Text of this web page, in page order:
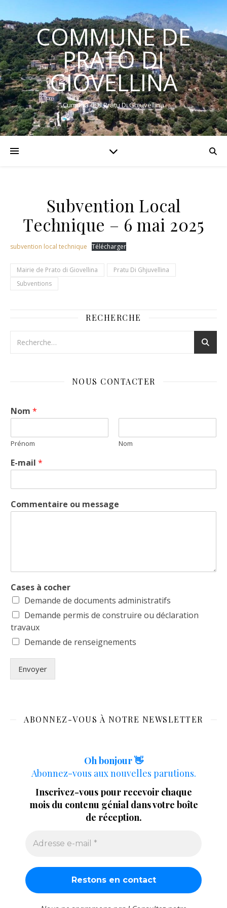
COMMUNE DE
PRATO DI
GIOVELLINA
Cumuna di U Pratu Di Ghjuvellina
Subvention Local
Technique – 6 mai 2025
subvention local technique Télécharger
Mairie de Prato di Giovellina
Pratu Di Ghjuvellina
Subventions
RECHERCHE
NOUS CONTACTER
Nom *
Prénom Nom
E-mail *
Commentaire ou message
Cases à cocher
Demande de documents administratifs
Demande permis de construire ou déclaration
travaux
Demande de renseignements
Envoyer
ABONNEZ-VOUS À NOTRE NEWSLETTER
Oh bonjour 👋
Abonnez-vous aux nouvelles parutions.
Inscrivez-vous pour recevoir chaque
mois du contenu génial dans votre boîte
de réception.